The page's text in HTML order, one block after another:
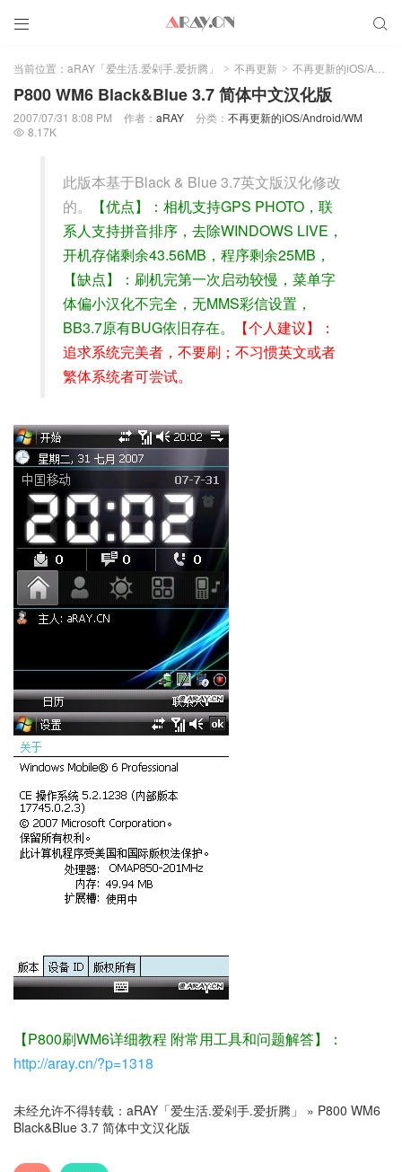
 
当前位置： aRAY「爱生活.爱剁手.爱折腾」 > 不再更新 > 不再更新的iOS/Android/WM
P800 WM6 Black&Blue 3.7 简体中文汉化版
2007/07/31 8:08 PM 作者： aRAY 分类： 不再更新的iOS/Android/WM
 8.17K
此版本基于Black & Blue 3.7英文版汉化修改
的。
【优点】：相机支持GPS PHOTO，联
系人支持拼音排序，去除WINDOWS LIVE，
开机存储剩余43.56MB，程序剩余25MB，
【缺点】：刷机完第一次启动较慢，菜单字
体偏小汉化不完全，无MMS彩信设置，
BB3.7原有BUG依旧存在。
【个人建议】：
追求系统完美者，不要刷；不习惯英文或者
繁体系统者可尝试。
【P800刷WM6详细教程 附常用工具和问题解答】：
http://aray.cn/?p=1318
未经允许不得转载： aRAY「爱生活.爱剁手.爱折腾」 » P800 WM6
Black&Blue 3.7 简体中文汉化版